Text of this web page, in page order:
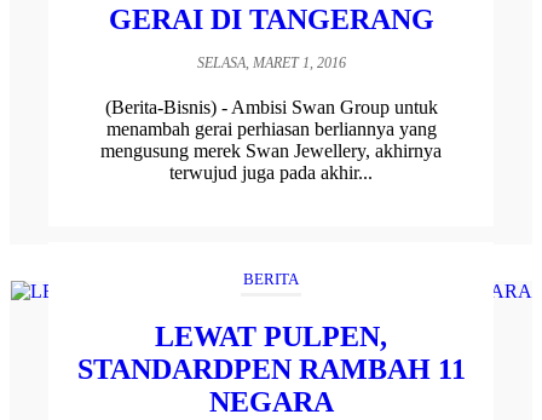
GERAI DI TANGERANG
SELASA, MARET 1, 2016
(Berita-Bisnis) - Ambisi Swan Group untuk
menambah gerai perhiasan berliannya yang
mengusung merek Swan Jewellery, akhirnya
terwujud juga pada akhir...
BERITA
LEWAT PULPEN,
STANDARDPEN RAMBAH 11
NEGARA